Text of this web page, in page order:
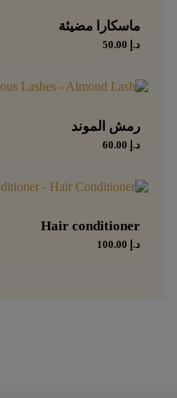
ماسكارا مضيئة
د.إ
رمش الموند
د.إ
Hair conditioner
د.إ